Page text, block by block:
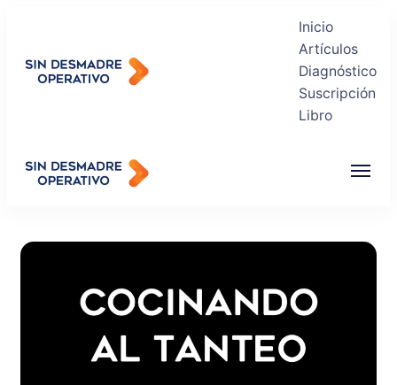
Sin Desmadre Operativo
Inicio
Artículos
Diagnóstico
Suscripción
Libro